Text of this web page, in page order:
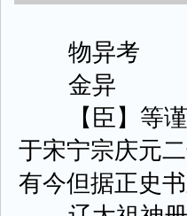
物异考
金异
【臣】等谨
于宋宁宗庆元
有今但据正史